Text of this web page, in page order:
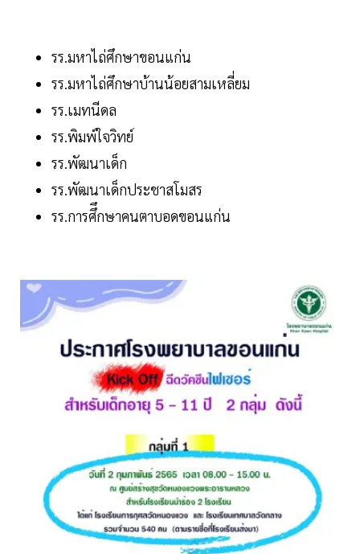
รร.มหาไถ่ศึกษาขอนแก่น
รร.มหาไถ่ศึกษาบ้านน้อยสามเหลี่ยม
รร.เมทนีดล
รร.พิมพ์ใจวิทย์
รร.พัฒนาเด็ก
รร.พัฒนาเด็กประชาสโมสร
รร.การศึึกษาคนตาบอดขอนแก่น